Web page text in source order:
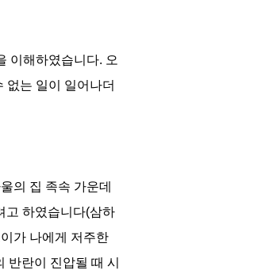
이해하였습니다. 오
없는 일이 일어나더
의 집 족속 가운데
고 하였습니다(삼하
가 나에게 저주한
반란이 진압될 때 시